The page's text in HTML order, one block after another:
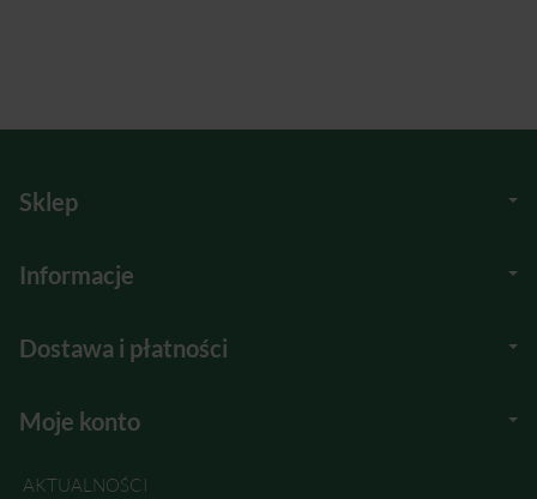
Sklep
Informacje
Dostawa i płatności
Moje konto
AKTUALNOŚCI